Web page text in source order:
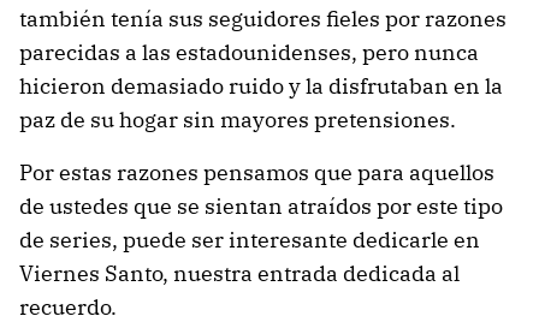
también tenía sus seguidores fieles por razones
parecidas a las estadounidenses, pero nunca
hicieron demasiado ruido y la disfrutaban en la
paz de su hogar sin mayores pretensiones.
Por estas razones pensamos que para aquellos
de ustedes que se sientan atraídos por este tipo
de series, puede ser interesante dedicarle en
Viernes Santo, nuestra entrada dedicada al
recuerdo.